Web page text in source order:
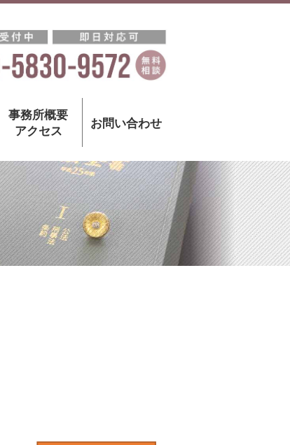
事務所概要
アクセス
お問い合わせ